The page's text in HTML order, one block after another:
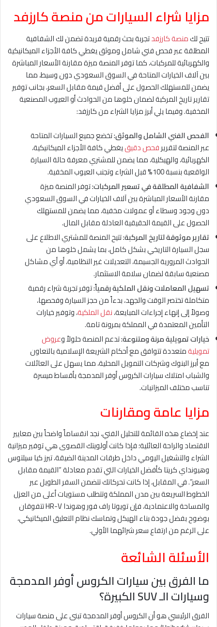
مزايا شراء السيارات من منصة كارزفد
تتيح لكمنصة كارزفدتجربة بحث رقمية فريدة تضمن لك الشفافية
المطلقة عبر فحص فني شامل وموثق يغطي كافة الأجزاء الميكانيكية
والكهربائية للمركبات، كما توفر المنصة ميزة مقارنة الأسعار المباشرة
بين آلاف الخيارات المتاحة في السوق السعودي دون وسيط، مما
يضمن للمستهلك الحصول على أفضل قيمة مقابل السعر، بجانب توفير
تقارير تاريخ المركبة لضمان خلوها من الحوادث أو العيوب المصنعية
المخفية. وفيما يلي أبرز مزايا الشراء من كارزفد:
الفحص الفني الشامل والموثق:تخضع جميع السيارات المتاحة
عبر المنصة لتقريرفحص دقيقيغطي كافة الأجزاء الميكانيكية،
الكهربائية، والهيكلية، مما يضمن للمشتري معرفة حالة السيارة
الواقعية بنسبة 100% قبل الشراء وتجنب العيوب المخفية.
الشفافية المطلقة في تسعير المركبات:توفر المنصة ميزة
مقارنة الأسعار المباشرة بين آلاف الخيارات في السوق السعودي
دون وجود وسطاء أو عمولات مخفية، مما يضمن للمستهلك
الحصول على القيمة الحقيقية العادلة مقابل المال.
تقارير موثوقة لتاريخ المركبة:تتيح المنصة للمشتري الاطلاع على
سجل السيارة التاريخي بشكل كامل، بما يشمل خلوها من
الحوادث المرورية الجسيمة، التعديلات غير النظامية، أو أي مشاكل
مصنعية سابقة لضمان سلامة الاستثمار.
تسهيل المعاملات ونقل الملكية رقمياً:توفر تجربة شراء رقمية
متكاملة تختصر الوقت والجهد، بدءاً من حجز السيارة وفحصها،
وصولاً إلى إنهاء إجراءات المبايعة،نقل الملكية، وتوفير خيارات
التأمين المعتمدة في المملكة بمرونة تامة.
خيارات تمويلية مرنة ومتنوعة:تدعم المنصة حلولاً وعروض
تمويليةمتعددة تتوافق مع أحكام الشريعة الإسلامية بالتعاون
مع أبرز البنوك وشركات التمويل المحلية، مما يسهل على العائلات
والشباب امتلاك سيارات الكروس أوفر المدمجة بأقساط ميسرة
تناسب مختلف الميزانيات.
مزايا عامة ومقارنات
عند إخضاع هذه القائمة للتحليل الفني، نجد انقساماً واضحاً بين معايير
الاقتصاد والراحة العائلية؛ فإذا كانت أولويتك القصوى هي توفير ميزانية
الشراء والتشغيل اليومي داخل طرقات المدينة الضيقة، تبرز كيا سيلتوس
وهيونداي كريتا كأفضل الخيارات التي تقدم معادلة “القيمة مقابل
السعر”. في المقابل، إذا كانت تحركاتك تتضمن السفر الطويل عبر
الخطوط السريعة بين مدن المملكة وتتطلب مستويات أعلى من العزل
والمساحة والاعتمادية، فإن تويوتا راف فور وهوندا HR-V تتفوقان
بوضوح بفضل جودة بناء الهيكل وتماسك نظام التعليق الميكانيكي،
على الرغم من ارتفاع سعر شرائهما الأولي.
الأسئلة الشائعة
ما الفرق بين سيارات الكروس أوفر المدمجة
وسيارات الـ SUV الكبيرة؟
الفرق الرئيسي هو أن الكروس أوفر المدمجة تبنى على منصة سيارات